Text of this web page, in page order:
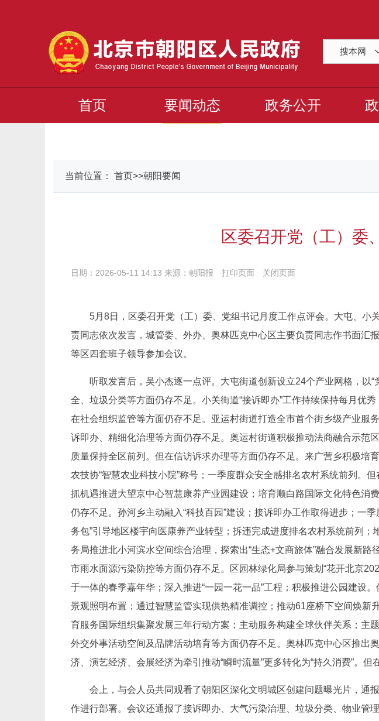
搜本网
首页 要闻动态 政务公开
当前位置： 首页>>朝阳要闻
区委召开党（工）委
日期：2026-05-11 14:13 来源：朝阳报 打印页面 关闭页面
5月8日，区委召开党（工）委、党组书记月度工作点评会。大屯、
责同志依次发言，城管委、外办、奥林匹克中心区主要负责同志作书面汇
等区四套班子领导参加会议。
听取发言后，吴小杰逐一点评。大屯街道创新设立24个产业网格，以
全、垃圾分类等方面仍存不足。小关街道“接诉即办”工作持续保持每月优
在社会组织监管等方面仍存不足。亚运村街道打造全市首个街乡级产业
诉即办、精细化治理等方面仍存不足。奥运村街道积极推动法商融合示范
质量保持全区前列。但在信访诉求办理等方面仍存不足。来广营乡积极培
农技协“智慧农业科技小院”称号；一季度群众安全感排名农村系统前列。
抓机遇推进大望京中心智慧康养产业园建设；培育顺白路国际文化特色消
仍存不足。孙河乡主动融入“科技百园”建设；接诉即办工作取得进步；一
务包”引导地区楼宇向医康养产业转型；拆违完成进度排名农村系统前列
务局推进北小河滨水空间综合治理，探索出“生态+文商旅体”融合发展新
市雨水面源污染防控等方面仍存不足。区园林绿化局参与策划“花开北京
于一体的春季嘉年华；深入推进“一园一花一品”工程；积极推进公园建设
景观照明布置；通过智慧监管实现供热精准调控；推动61座桥下空间焕
育服务国际组织集聚发展三年行动方案；主动服务构建全球伙伴关系；主
外交外事活动空间及品牌活动培育等方面仍存不足。奥林匹克中心区推
济、演艺经济、会展经济为牵引推动“瞬时流量”更多转化为“持久消费”。
会上，与会人员共同观看了朝阳区深化文明城区创建问题曝光片，通
作进行部署。会议还通报了接诉即办、大气污染治理、垃圾分类、物业管理